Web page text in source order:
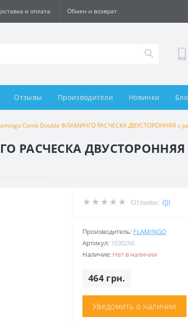
и оплата Обмен и возврат
Отзывы Производители Новинки
Comb Double ФЛАМИНГО РАСЧЕСКА ДВУСТОРОННЯЯ с
РАСЧЕСКА ДВУСТОРОННЯЯ
Отзывы: (0)
Производитель: FLAMINGO
Артикул: 1030266
Наличие: Нет в наличии
464 грн.
Уведомить о наличии